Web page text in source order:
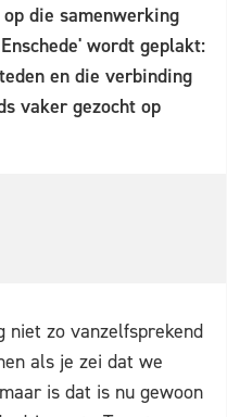
die samenwerking
wordt geplakt:
en die verbinding
vaker gezocht op
niet zo vanzelfsprekend
als je zei dat we
is dat is nu gewoon